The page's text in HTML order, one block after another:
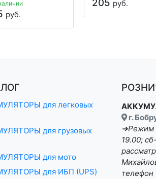
руб.
205 руб.
для легковых
для грузовых
для мото
для ИБП (UPS)
г.
➔Режим
19.00;